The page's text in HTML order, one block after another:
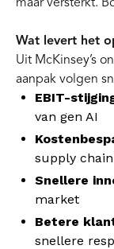
Wat levert het
Uit McKinsey’s
aanpak volgen
EBIT-
van gen AI
supply
Snellere
market
Betere
snellere